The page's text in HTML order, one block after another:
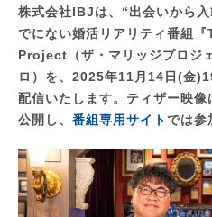
株式会社IBJは、“出会いから
でにない婚活リアリティ番組
Project（ザ・マリッジプロジ
ロ）を、2025年11月14日(金
配信いたします。ティザー映
公開し、 番組専用サイトでは参